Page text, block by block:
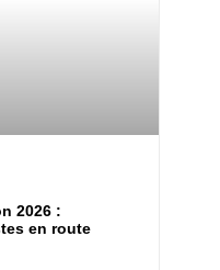
2026 :
en route